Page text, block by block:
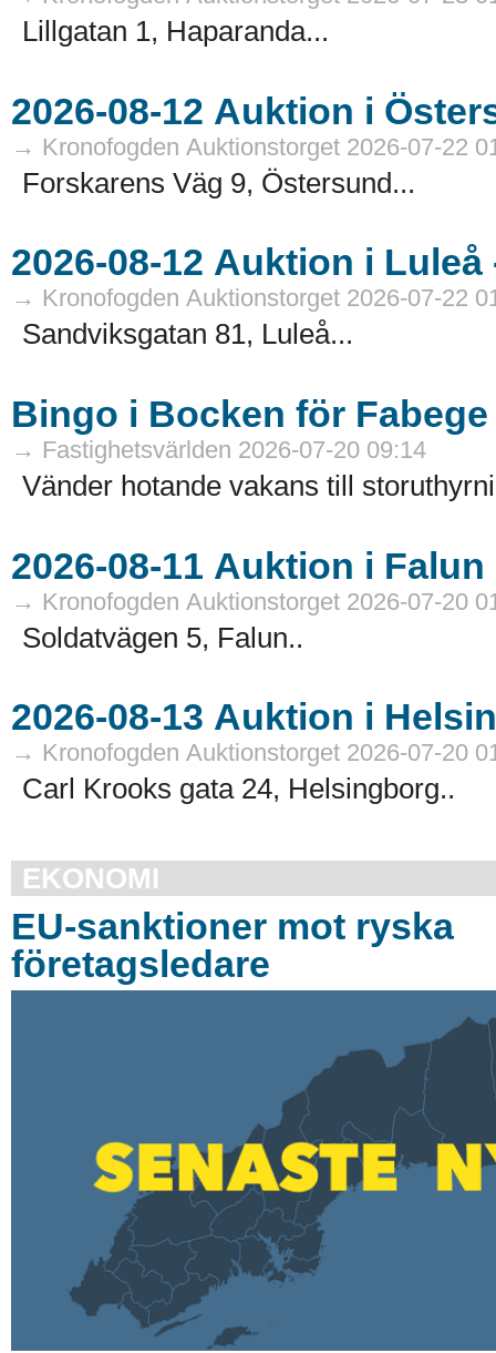
Lillgatan 1, Haparanda...
→ Kronofogden Auktionstorget 2026-07-22
Forskarens Väg 9, Östersund...
→ Kronofogden Auktionstorget 2026-07-22
Sandviksgatan 81, Luleå...
Bingo i Bocken för Fabege
→ Fastighetsvärlden 2026-07-20 09:14
Vänder hotande vakans till
→ Kronofogden Auktionstorget 2026-07-20
Soldatvägen 5, Falun..
→ Kronofogden Auktionstorget 2026-07-20
Carl Krooks gata 24, Helsingborg..
EKONOMI
EU-sanktioner mot ryska
företagsledare